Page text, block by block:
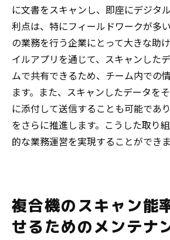
に文書をスキャンし、即座にデジタ
利点は、特にフィールドワークが多
の業務を行う企業にとって大きな助
イルアプリを通じて、スキャンした
ムで共有できるため、チーム内での
ます。また、スキャンしたデータを
に添付して送信することも可能であ
をさらに推進します。こうした取り
的な業務運営を実現することができま
複合機のスキャン能
せるためのメンテナ